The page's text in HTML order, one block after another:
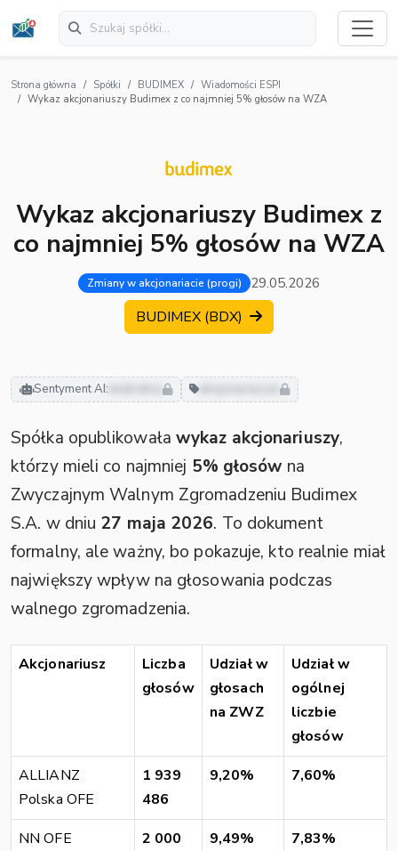
Strona główna Spółki BUDIMEX
Wiadomości ESPI
Wykaz akcjonariuszy Budimex z co najmniej 5% głosów na WZA
Wykaz akcjonariuszy Budimex z
co najmniej 5% głosów na WZA
Zmiany w akcjonariacie (progi) 29.05.2026
BUDIMEX (BDX)
Sentyment AI: neutralny akcjonariusze
Spółka opublikowała wykaz akcjonariuszy,
którzy mieli co najmniej 5% głosów na
Zwyczajnym Walnym Zgromadzeniu Budimex
S.A. w dniu 27 maja 2026. To dokument
formalny, ale ważny, bo pokazuje, kto realnie miał
największy wpływ na głosowania podczas
walnego zgromadzenia.
Akcjonariusz
Liczba
głosów
Udział w
głosach
na ZWZ
Udział w
ogólnej
liczbie
głosów
ALLIANZ
Polska OFE
1 939
486
9,20% 7,60%
NN OFE
2 000
9,49% 7,83%